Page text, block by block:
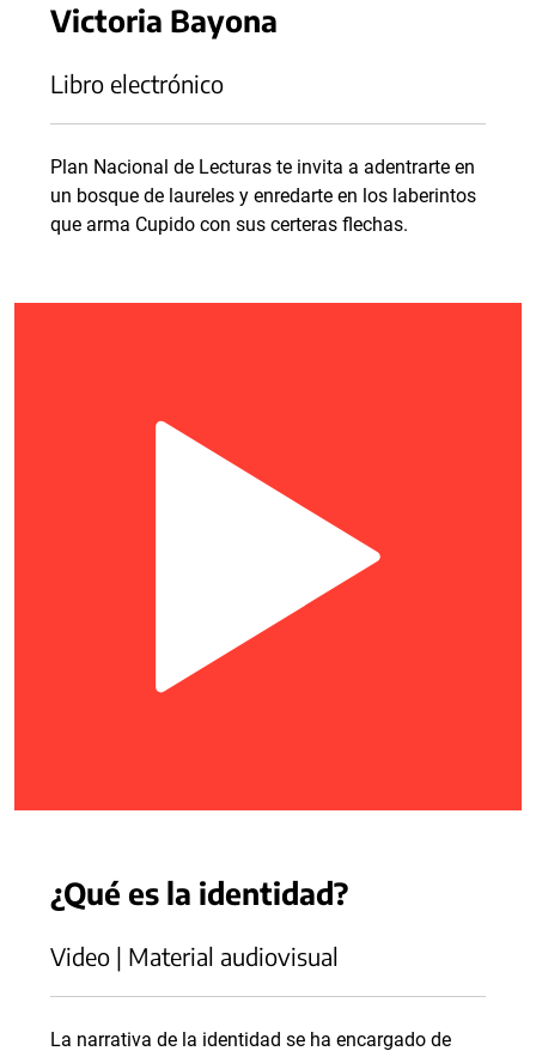
Victoria Bayona
Libro electrónico
Plan Nacional de Lecturas te invita a adentrarte en
un bosque de laureles y enredarte en los laberintos
que arma Cupido con sus certeras flechas.
¿Qué es la identidad?
Video | Material audiovisual
La narrativa de la identidad se ha encargado de